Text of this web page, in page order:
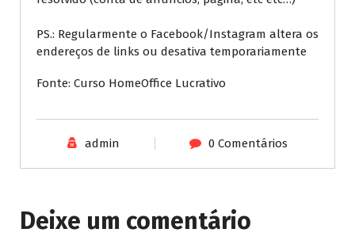
PS.: Regularmente o Facebook/Instagram altera os
endereços de links ou desativa temporariamente
Fonte: Curso HomeOffice Lucrativo
admin 0 Comentários
Deixe um comentário